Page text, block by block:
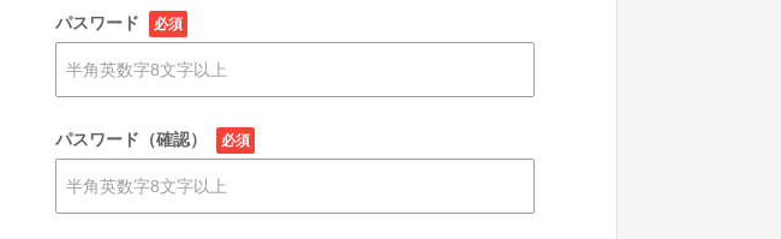
パスワード 必須
パスワード（確認） 必須